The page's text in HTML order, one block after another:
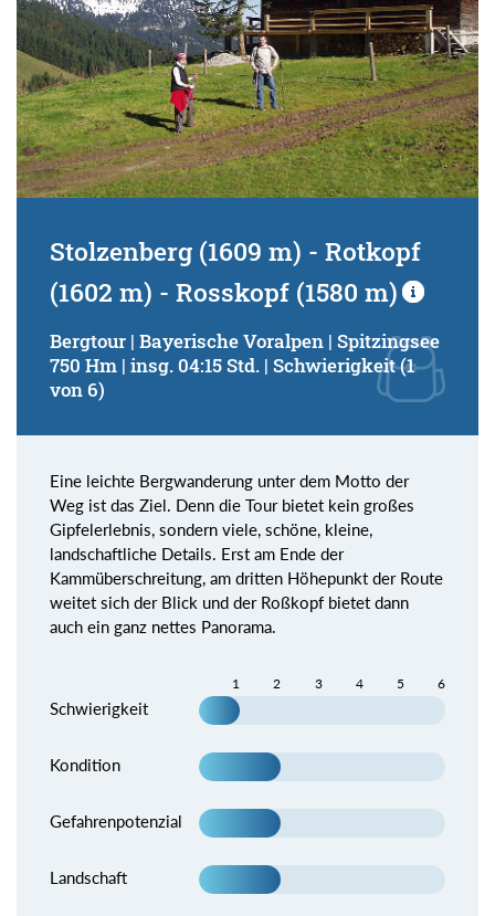
Stolzenberg (1609 m) - Rotkopf
(1602 m) - Rosskopf (1580 m)
Bergtour | Bayerische Voralpen | Spitzingsee
750 Hm | insg. 04:15 Std. | Schwierigkeit (1
von 6)
Eine leichte Bergwanderung unter dem Motto der
Weg ist das Ziel. Denn die Tour bietet kein großes
Gipfelerlebnis, sondern viele, schöne, kleine,
landschaftliche Details. Erst am Ende der
Kammüberschreitung, am dritten Höhepunkt der Route
weitet sich der Blick und der Roßkopf bietet dann
auch ein ganz nettes Panorama.
1 2 3 4 5 6
Schwierigkeit
Kondition
Gefahrenpotenzial
Landschaft